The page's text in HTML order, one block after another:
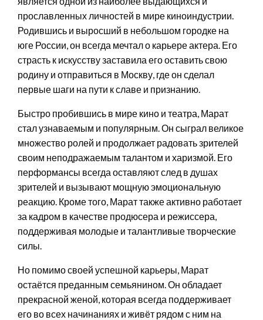
прославленных личностей в мире киноиндустрии.
Родившись и выросший в небольшом городке на
юге России, он всегда мечтал о карьере актера. Его
страсть к искусству заставила его оставить свою
родину и отправиться в Москву, где он сделал
первые шаги на пути к славе и признанию.
Быстро пробившись в мире кино и театра, Марат
стал узнаваемым и популярным. Он сыграл великое
множество ролей и продолжает радовать зрителей
своим неподражаемым талантом и харизмой. Его
перформансы всегда оставляют след в душах
зрителей и вызывают мощную эмоциональную
реакцию. Кроме того, Марат также активно работает
за кадром в качестве продюсера и режиссера,
поддерживая молодые и талантливые творческие
силы.
Но помимо своей успешной карьеры, Марат
остаётся преданным семьянином. Он обладает
прекрасной женой, которая всегда поддерживает
его во всех начинаниях и живёт рядом с ним на